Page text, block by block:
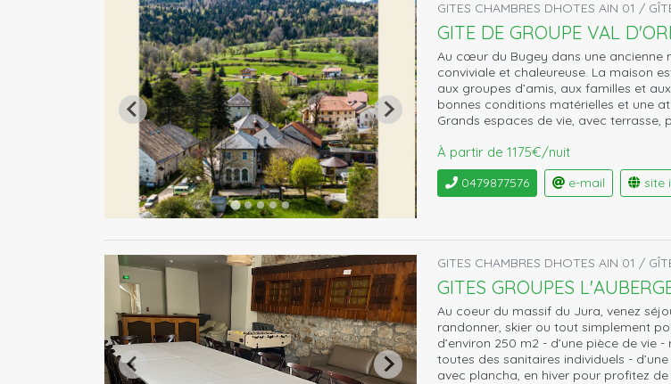
GITES CHAMBRES DHOTES AIN 01 /
GITE DE GROUPE VAL
Au cœur du Bugey dans une ancienne
conviviale et chaleureuse. La maison
aux groupes d’amis, aux familles et
bonnes conditions matérielles et une
Grands espaces de vie, avec
À partir de 1175€/nuit
0479877576 e-mail site
GITES CHAMBRES DHOTES AIN 01 /
GITES GROUPES
Au coeur du massif du Jura, venez
randonner, skier ou tout simplement
d’environ 250 m2 - d’une pièce de
toutes des sanitaires individuels -
avec plancha, en hiver pour profitez